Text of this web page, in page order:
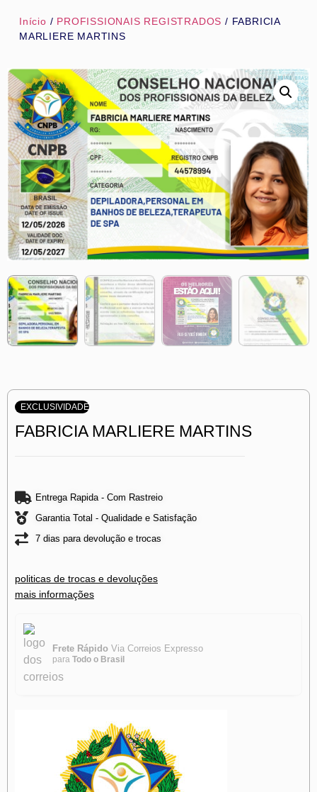
Início / PROFISSIONAIS REGISTRADOS / FABRICIA
MARLIERE MARTINS
EXCLUSIVIDADE
FABRICIA MARLIERE MARTINS
Entrega Rapida - Com Rastreio
Garantia Total - Qualidade e Satisfação
7 dias para devolução e trocas
politicas de trocas e devoluções
mais informações
Frete Rápido Via Correios Expresso
para Todo o Brasil